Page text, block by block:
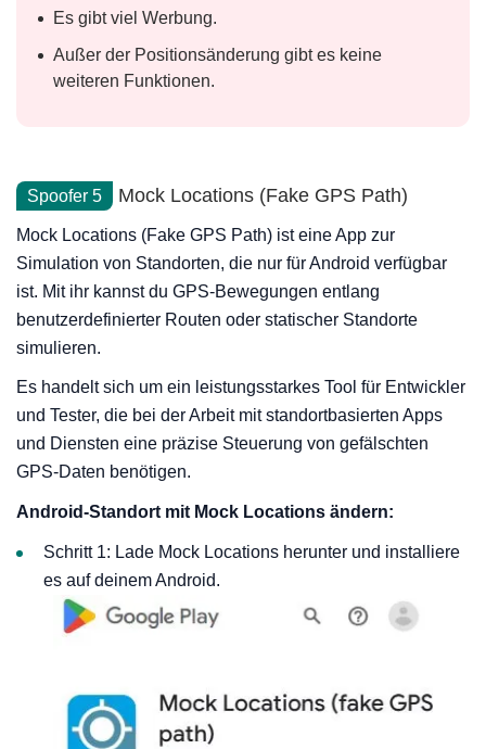
Es gibt viel Werbung.
Außer der Positionsänderung gibt es keine
weiteren Funktionen.
Spoofer 5 Mock Locations (Fake GPS Path)
Mock Locations (Fake GPS Path) ist eine App zur
Simulation von Standorten, die nur für Android verfügbar
ist. Mit ihr kannst du GPS-Bewegungen entlang
benutzerdefinierter Routen oder statischer Standorte
simulieren.
Es handelt sich um ein leistungsstarkes Tool für Entwickler
und Tester, die bei der Arbeit mit standortbasierten Apps
und Diensten eine präzise Steuerung von gefälschten
GPS-Daten benötigen.
Android-Standort mit Mock Locations ändern:
Schritt 1: Lade Mock Locations herunter und installiere
es auf deinem Android.